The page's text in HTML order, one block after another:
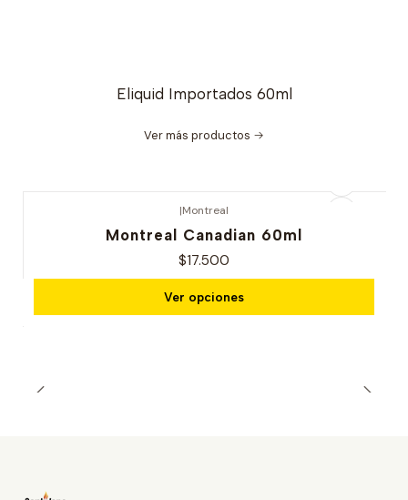
Eliquid Importados 60ml
Ver más productos
|Montreal
Montreal Canadian 60ml
$17.500
Ver opciones